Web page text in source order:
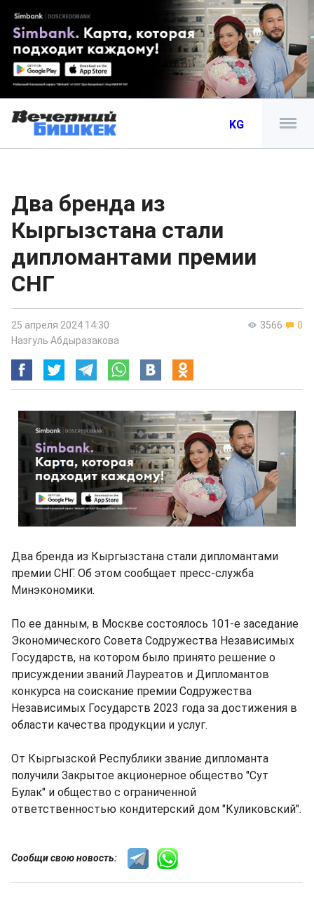
KG
Два бренда из
Кыргызстана стали
дипломантами премии
СНГ
3566 0
25 апреля 2024 14:30
Назгуль Абдыразакова
Два бренда из Кыргызстана стали дипломантами
премии СНГ. Об этом сообщает пресс-служба
Минэкономики.
По ее данным, в Москве состоялось 101-е заседание
Экономического Совета Содружества Независимых
Государств, на котором было принято решение о
присуждении званий Лауреатов и Дипломантов
конкурса на соискание премии Содружества
Независимых Государств 2023 года за достижения в
области качества продукции и услуг.
От Кыргызской Республики звание дипломанта
получили Закрытое акционерное общество "Сут
Булак" и общество с ограниченной
ответственностью кондитерский дом "Куликовский".
Сообщи свою новость: